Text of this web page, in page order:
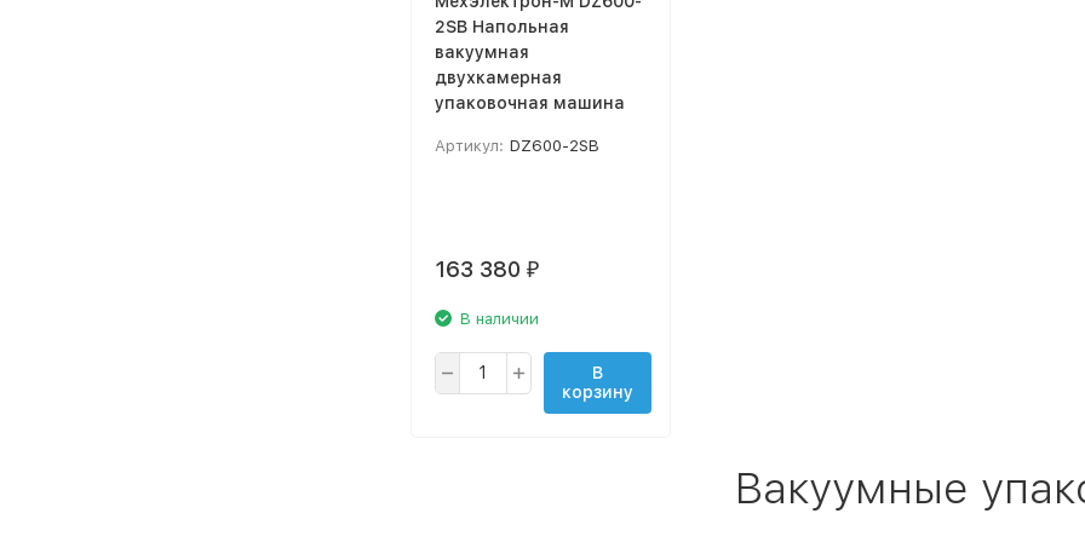
2SB Напольная
вакуумная
двухкамерная
упаковочная машина
Артикул: DZ600-2SB
163 380 ₽
В наличии
В
корзину
Вакуумные